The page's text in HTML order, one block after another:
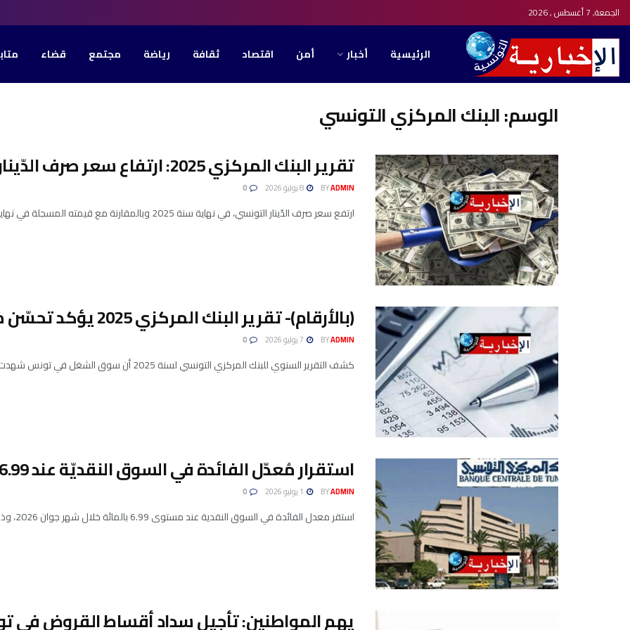
الجمعة, 7 أغسطس , 2026
الرئيسية أخبار أمن اقتصاد ثقافة رياضة مجتمع قضاء
الوسم:البنك المركزي التونسي
تقرير البنك المركزي 2025: ارتفاع سعر صرف الدّينار التونسي
BYADMIN
ارتفع سعر صرف الدّينار التونسي، في نهاية سنة 2025 وبالمقارنة مع قيمته المسجلة في نهاية عام 2024، بنسبة 9.8 ٪تجاه ...
(بالأرقام)- تقرير البنك المركزي 2025 يؤكد تحسّن مُؤشّرات سوق الشغل..
BYADMIN
كشف التقرير السنوي للبنك المركزي التونسي لسنة 2025 أن سوق الشغل في تونس شهدت تحسنًا ملحوظًا خلال العام الماضي، مدفوعة ...
استقرار مُعدّل الفائدة في السوق النقديّة عند 6.99%..
BYADMIN
استقر معدل الفائدة في السوق النقدية عند مستوى 6.99 بالمائة خلال شهر جوان 2026، وذلك للشهر الخامس على التوالي، وفق ...
يهم المواطنين: تأجيل سداد أقساط القروض في